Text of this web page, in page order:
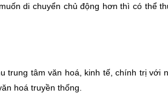
di chuyển chủ động hơn thì có thể
trung tâm văn hoá, kinh tế, chính trị với
hoá truyền thống.